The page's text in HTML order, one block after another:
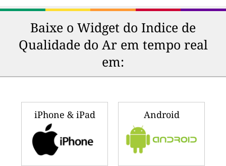
Baixe o Widget do Indice de
Qualidade do Ar em tempo real
em:
iPhone & iPad Android